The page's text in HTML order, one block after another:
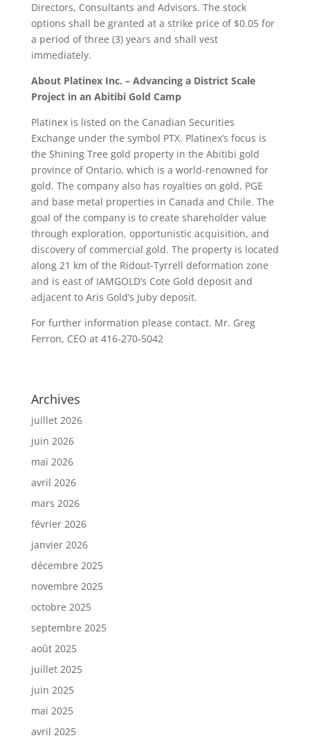
Directors, Consultants and Advisors. The stock
options shall be granted at a strike price of $0.05 for
a period of three (3) years and shall vest
immediately.
About Platinex Inc. – Advancing a District Scale
Project in an Abitibi Gold Camp
Platinex is listed on the Canadian Securities
Exchange under the symbol PTX. Platinex’s focus is
the Shining Tree gold property in the Abitibi gold
province of Ontario, which is a world-renowned for
gold. The company also has royalties on gold, PGE
and base metal properties in Canada and Chile. The
goal of the company is to create shareholder value
through exploration, opportunistic acquisition, and
discovery of commercial gold. The property is located
along 21 km of the Ridout-Tyrrell deformation zone
and is east of IAMGOLD’s Cote Gold deposit and
adjacent to Aris Gold’s Juby deposit.
For further information please contact. Mr. Greg
Ferron, CEO at 416-270-5042
Archives
juillet 2026
juin 2026
mai 2026
avril 2026
mars 2026
février 2026
janvier 2026
décembre 2025
novembre 2025
octobre 2025
septembre 2025
août 2025
juillet 2025
juin 2025
mai 2025
avril 2025